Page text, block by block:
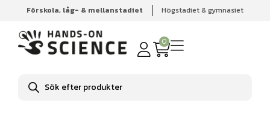
Förskola, låg- & mellanstadiet Högstadiet & gymnasiet
0
Produktsökning
Hem Högstadiet & gymnasiet Fysik
Ljud & akustik
Chladni Platta, cirkulär